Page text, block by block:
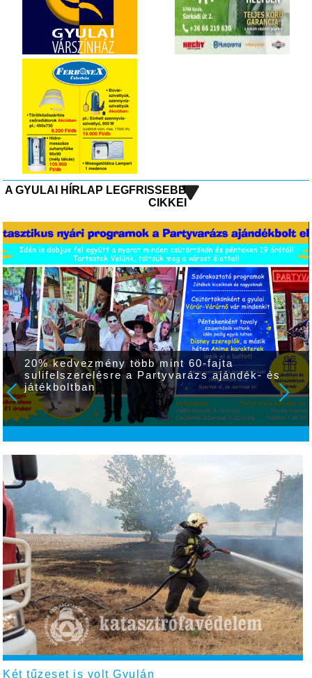
A GYULAI HÍRLAP LEGFRISSEBB
CIKKEI
20% kedvezmény több mint 60-fajta
sulifelszerelésre a Partyvarázs ajándék- és
játékboltban
Két tűzeset is volt Gyulán